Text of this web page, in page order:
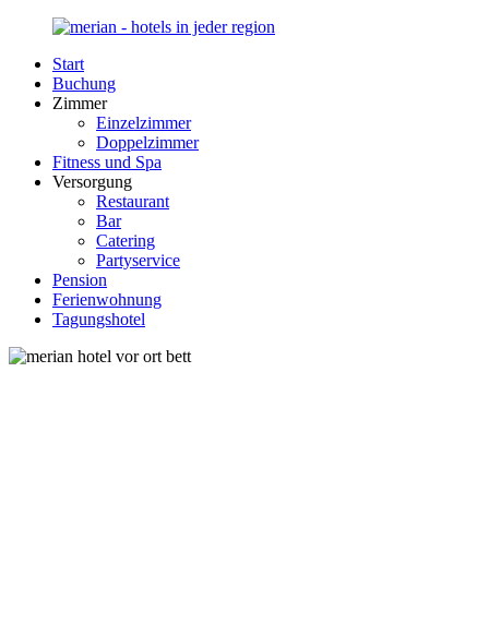
Zurück
Inhalt
Merian-
Hotel.de
Portal
Unterkunft
Deutschland
Start
Buchung
Zimmer
Einzelzimmer
Doppelzimmer
Fitness und Spa
Versorgung
Restaurant
Bar
Catering
Partyservice
Pension
Ferienwohnung
Tagungshotel